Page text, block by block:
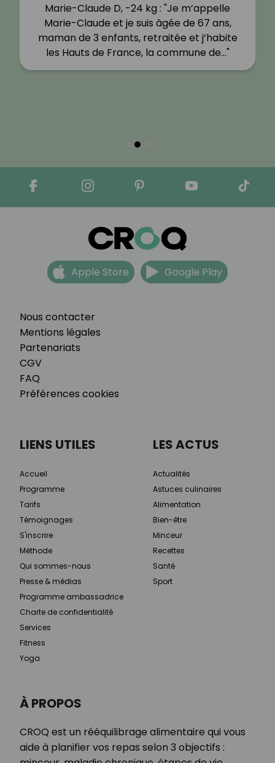
Marie-Claude D, -24 kg : "Je m’appelle
Marie-Claude et je suis âgée de 67 ans,
maman de 3 enfants, retraitée et j’habite
les Hauts de France, la commune de…"
Nous contacter
Mentions légales
Partenariats
CGV
FAQ
Préférences cookies
Apple Store Google Play
À PROPOS
CROQ est un rééquilibrage alimentaire qui vous
aide à planifier vos repas selon 3 objectifs :
LIENS UTILES
Accueil
Programme
Tarifs
Témoignages
S'inscrire
Méthode
Qui sommes-nous
Presse & médias
Programme ambassadrice
Charte de confidentialité
Services
Fitness
Yoga
LES ACTUS
Actualités
Astuces culinaires
Alimentation
Bien-être
Minceur
Recettes
Santé
Sport